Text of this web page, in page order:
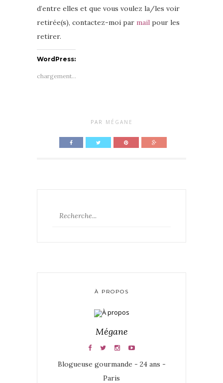
d’entre elles et que vous voulez la/les voir
retirée(s), contactez-moi par mail pour les
retirer.
WordPress:
chargement…
PAR MÉGANE
À PROPOS
Mégane
Blogueuse gourmande - 24 ans -
Paris